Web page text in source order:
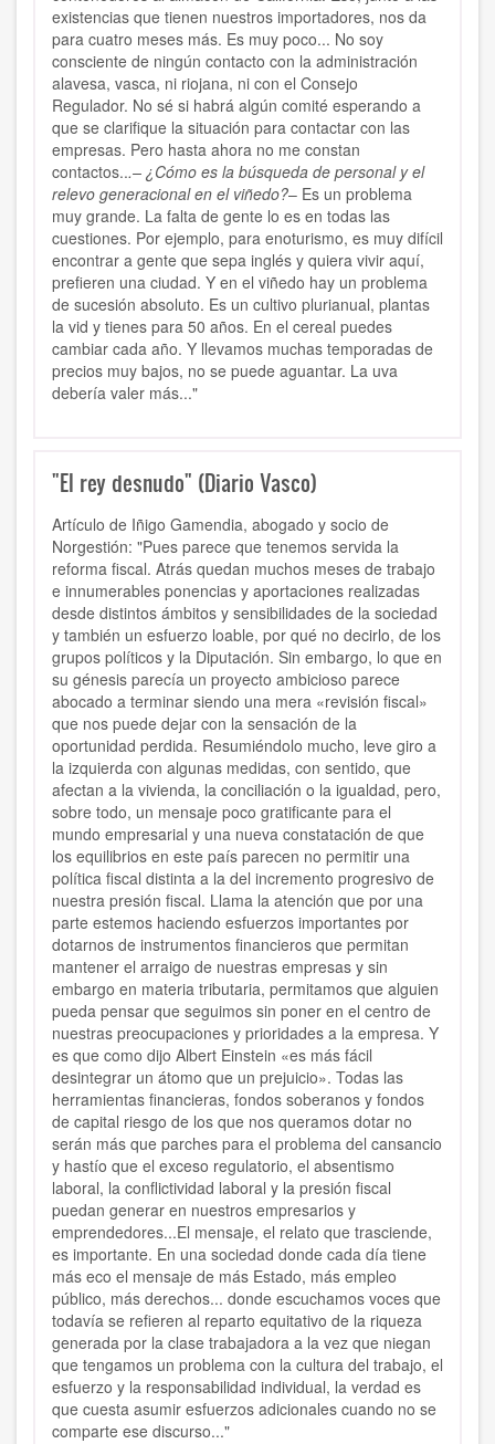
existencias que tienen nuestros importadores, nos da
para cuatro meses más. Es muy poco... No soy
consciente de ningún contacto con la administración
alavesa, vasca, ni riojana, ni con el Consejo
Regulador. No sé si habrá algún comité esperando a
que se clarifique la situación para contactar con las
empresas. Pero hasta ahora no me constan
contactos...– ¿Cómo es la búsqueda de personal y el
relevo generacional en el viñedo?– Es un problema
muy grande. La falta de gente lo es en todas las
cuestiones. Por ejemplo, para enoturismo, es muy difícil
encontrar a gente que sepa inglés y quiera vivir aquí,
prefieren una ciudad. Y en el viñedo hay un problema
de sucesión absoluto. Es un cultivo plurianual, plantas
la vid y tienes para 50 años. En el cereal puedes
cambiar cada año. Y llevamos muchas temporadas de
precios muy bajos, no se puede aguantar. La uva
debería valer más..."
"El rey desnudo" (Diario Vasco)
Artículo de Iñigo Gamendia, abogado y socio de
Norgestión: "Pues parece que tenemos servida la
reforma fiscal. Atrás quedan muchos meses de trabajo
e innumerables ponencias y aportaciones realizadas
desde distintos ámbitos y sensibilidades de la sociedad
y también un esfuerzo loable, por qué no decirlo, de los
grupos políticos y la Diputación. Sin embargo, lo que en
su génesis parecía un proyecto ambicioso parece
abocado a terminar siendo una mera «revisión fiscal»
que nos puede dejar con la sensación de la
oportunidad perdida. Resumiéndolo mucho, leve giro a
la izquierda con algunas medidas, con sentido, que
afectan a la vivienda, la conciliación o la igualdad, pero,
sobre todo, un mensaje poco gratificante para el
mundo empresarial y una nueva constatación de que
los equilibrios en este país parecen no permitir una
política fiscal distinta a la del incremento progresivo de
nuestra presión fiscal. Llama la atención que por una
parte estemos haciendo esfuerzos importantes por
dotarnos de instrumentos financieros que permitan
mantener el arraigo de nuestras empresas y sin
embargo en materia tributaria, permitamos que alguien
pueda pensar que seguimos sin poner en el centro de
nuestras preocupaciones y prioridades a la empresa. Y
es que como dijo Albert Einstein «es más fácil
desintegrar un átomo que un prejuicio». Todas las
herramientas financieras, fondos soberanos y fondos
de capital riesgo de los que nos queramos dotar no
serán más que parches para el problema del cansancio
y hastío que el exceso regulatorio, el absentismo
laboral, la conflictividad laboral y la presión fiscal
puedan generar en nuestros empresarios y
emprendedores...El mensaje, el relato que trasciende,
es importante. En una sociedad donde cada día tiene
más eco el mensaje de más Estado, más empleo
público, más derechos... donde escuchamos voces que
todavía se refieren al reparto equitativo de la riqueza
generada por la clase trabajadora a la vez que niegan
que tengamos un problema con la cultura del trabajo, el
esfuerzo y la responsabilidad individual, la verdad es
que cuesta asumir esfuerzos adicionales cuando no se
comparte ese discurso..."